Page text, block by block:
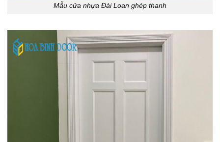
Mẫu cửa nhựa Đài Loan ghép thanh